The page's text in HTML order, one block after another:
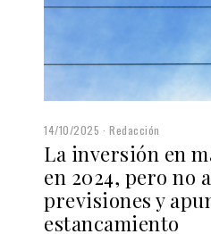
14/10/2025 Redacción
La inversión en
en 2024, pero no
previsiones y
estancamiento